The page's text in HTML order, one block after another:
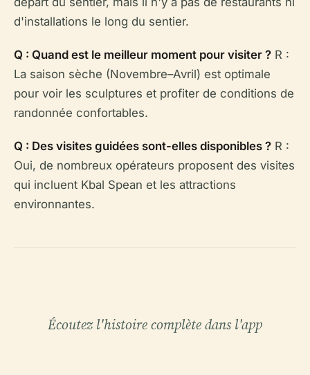
d'installations le long du sentier.
Q : Quand est le meilleur moment pour visiter ? R :
La saison sèche (Novembre–Avril) est optimale
pour voir les sculptures et profiter de conditions de
randonnée confortables.
Q : Des visites guidées sont-elles disponibles ? R :
Oui, de nombreux opérateurs proposent des visites
qui incluent Kbal Spean et les attractions
environnantes.
Écoutez l'histoire complète dans l'app